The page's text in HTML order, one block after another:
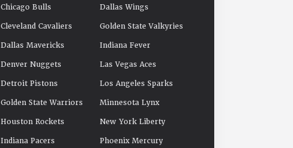
Chicago Bulls
Cleveland Cavaliers
Dallas Mavericks
Denver Nuggets
Detroit Pistons
Golden State Warriors
Houston Rockets
Indiana Pacers
Dallas Wings
Golden State Valkyries
Indiana Fever
Las Vegas Aces
Los Angeles Sparks
Minnesota Lynx
New York Liberty
Phoenix Mercury